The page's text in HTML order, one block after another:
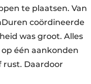
te plaatsen. Van
coördineerde
was groot. Alles
één aankonden
rust. Daardoor